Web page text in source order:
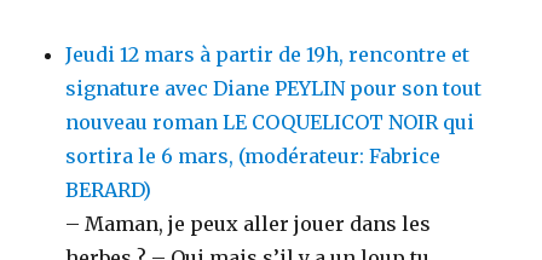
Jeudi 12 mars à partir de 19h, rencontre et
signature avec Diane PEYLIN pour son tout
nouveau roman LE COQUELICOT NOIR qui
sortira le 6 mars, (modérateur: Fabrice
BERARD)
– Maman, je peux aller jouer dans les